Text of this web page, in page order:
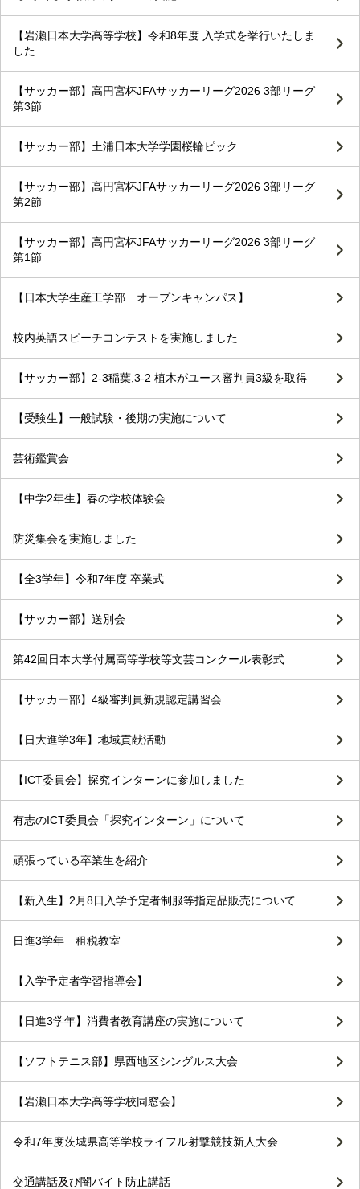
【岩瀬日本大学高等学校】令和8年度 入学式を挙行いたしま
した
【サッカー部】高円宮杯JFAサッカーリーグ2026 3部リーグ
第3節
【サッカー部】土浦日本大学学園桜輪ピック
【サッカー部】高円宮杯JFAサッカーリーグ2026 3部リーグ
第2節
【サッカー部】高円宮杯JFAサッカーリーグ2026 3部リーグ
第1節
【日本大学生産工学部 オープンキャンパス】
校内英語スピーチコンテストを実施しました
【サッカー部】2-3稲葉,3-2 植木がユース審判員3級を取得
【受験生】一般試験・後期の実施について
芸術鑑賞会
【中学2年生】春の学校体験会
防災集会を実施しました
【全3学年】令和7年度 卒業式
【サッカー部】送別会
第42回日本大学付属高等学校等文芸コンクール表彰式
【サッカー部】4級審判員新規認定講習会
【日大進学3年】地域貢献活動
【ICT委員会】探究インターンに参加しました
有志のICT委員会「探究インターン」について
頑張っている卒業生を紹介
【新入生】2月8日入学予定者制服等指定品販売について
日進3学年 租税教室
【入学予定者学習指導会】
【日進3学年】消費者教育講座の実施について
【ソフトテニス部】県西地区シングルス大会
【岩瀬日本大学高等学校同窓会】
令和7年度茨城県高等学校ライフル射撃競技新人大会
交通講話及び闇バイト防止講話